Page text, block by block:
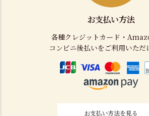
お支払い方法
各種クレジットカード・
コンビニ後払いをご利用いただ
お支払い方法を見る